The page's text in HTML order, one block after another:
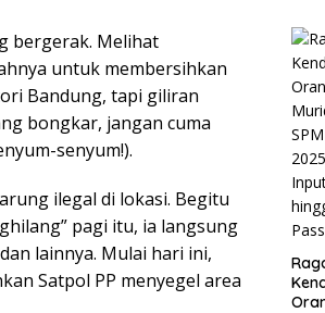
bergerak. Melihat
untuk membersihkan
Bandung, tapi giliran
bongkar, jangan cuma
senyum!).
ilegal di lokasi. Begitu
pagi itu, ia langsung
lainnya. Mulai hari ini,
Satpol PP menyegel area